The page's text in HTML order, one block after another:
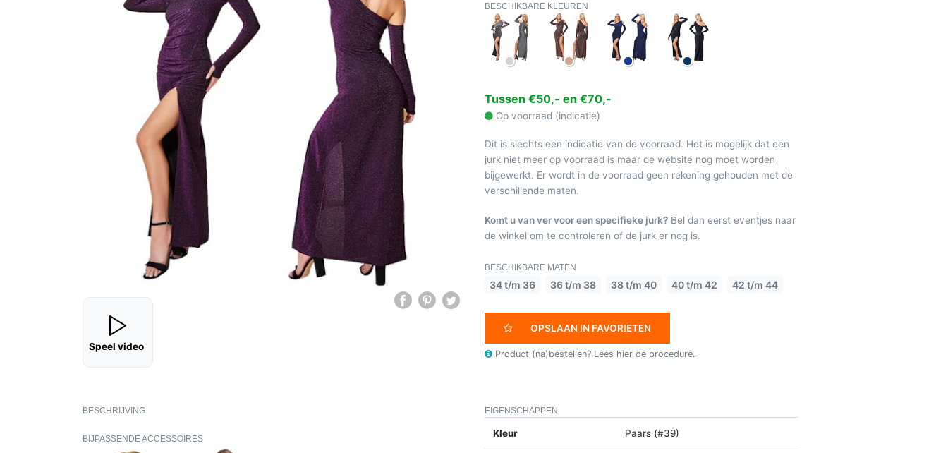
Speel video
BESCHIKBARE KLEUREN
Tussen €50,- en €70,-
Op voorraad (indicatie)
Dit is slechts een indicatie van de voorraad. Het is mogelijk dat een
jurk niet meer op voorraad is maar de website nog moet worden
bijgewerkt. Er wordt in de voorraad geen rekening gehouden met de
verschillende maten.
Komt u van ver voor een specifieke jurk? Bel dan eerst eventjes naar
de winkel om te controleren of de jurk er nog is.
BESCHIKBARE MATEN
34 t/m 36 36 t/m 38 38 t/m 40 40 t/m 42 42 t/m 44
OPSLAAN IN FAVORIETEN
Product (na)bestellen? Lees hier de procedure.
BESCHRIJVING
BIJPASSENDE ACCESSOIRES
EIGENSCHAPPEN
Kleur Paars (#39)